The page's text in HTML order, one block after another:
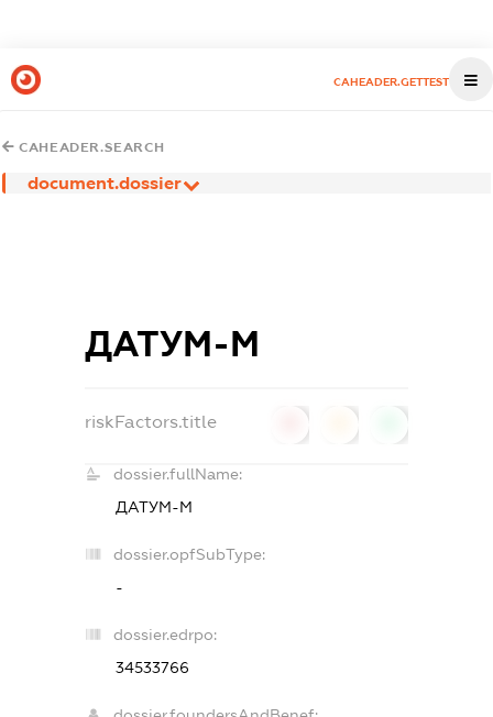
CAHEADER.GETTEST
CAHEADER.SEARCH
document.dossier
ДАТУМ-М
riskFactors.title
dossier.fullName:
ДАТУМ-М
dossier.opfSubType:
-
dossier.edrpo:
34533766